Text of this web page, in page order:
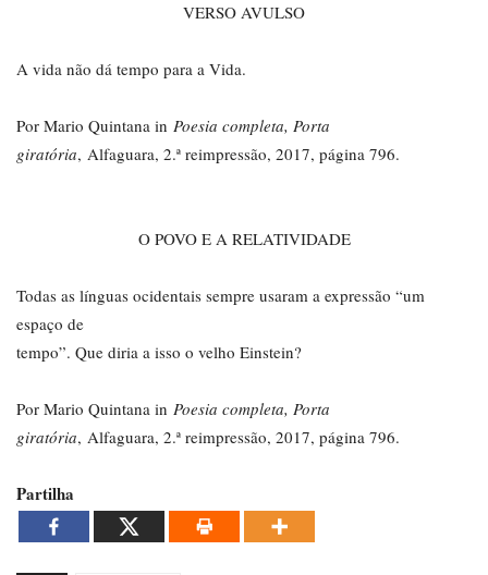
VERSO AVULSO
A vida não dá tempo para a Vida.
Por Mario Quintana in Poesia completa, Porta
giratória, Alfaguara, 2.ª reimpressão, 2017, página 796.
O POVO E A RELATIVIDADE
Todas as línguas ocidentais sempre usaram a expressão “um
espaço de
tempo”. Que diria a isso o velho Einstein?
Por Mario Quintana in Poesia completa, Porta
giratória, Alfaguara, 2.ª reimpressão, 2017, página 796.
Partilha